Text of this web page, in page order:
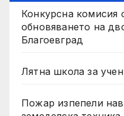
Конкурсна комисия
обновяването на
Благоевград
Лятна школа за
Пожар изпепели